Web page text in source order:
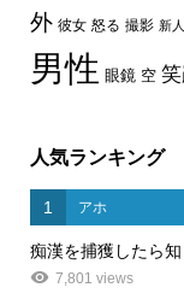
外 彼女 怒る 撮影 新人
男性 眼鏡 空
人気ランキング
1 アホ
痴漢を捕獲したら
7,801 views